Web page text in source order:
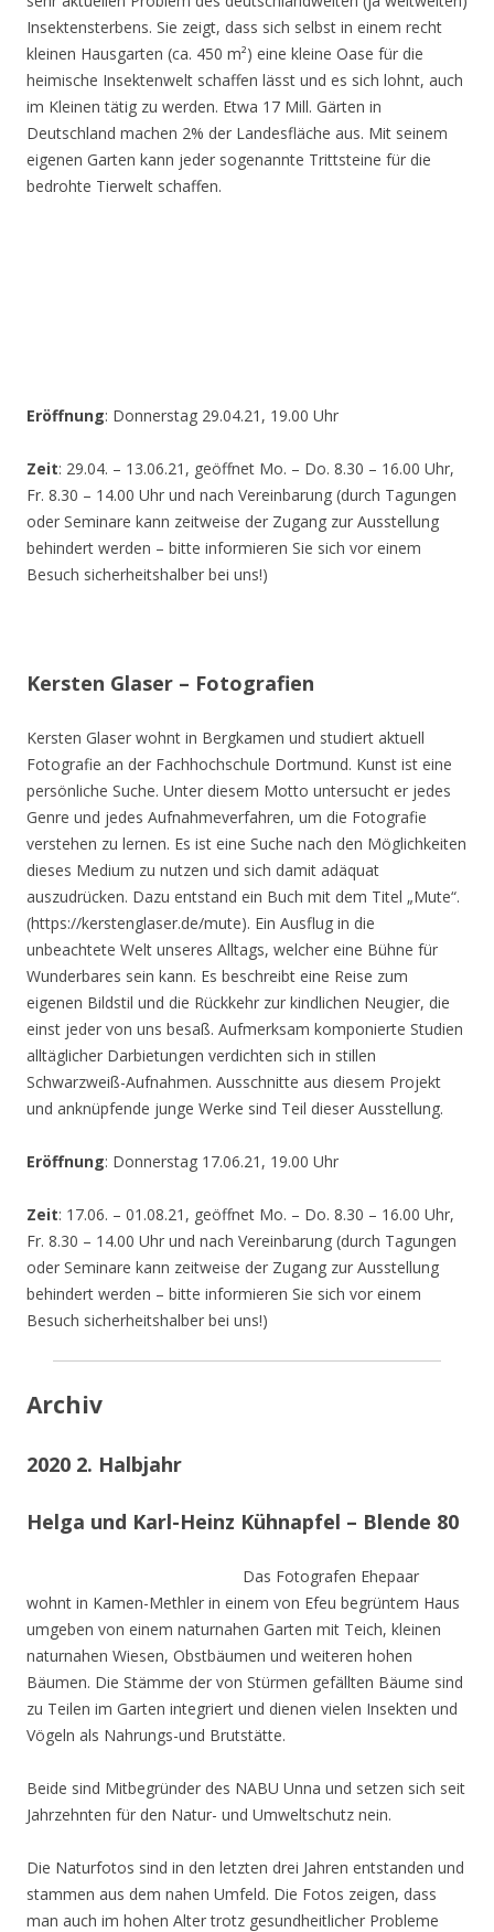
Insektensterbens. Sie zeigt, dass sich selbst in einem recht
kleinen Hausgarten (ca. 450 m²) eine kleine Oase für die
heimische Insektenwelt schaffen lässt und es sich lohnt, auch
im Kleinen tätig zu werden. Etwa 17 Mill. Gärten in
Deutschland machen 2% der Landesfläche aus. Mit seinem
eigenen Garten kann jeder sogenannte Trittsteine für die
bedrohte Tierwelt schaffen.
Eröffnung: Donnerstag 29.04.21, 19.00 Uhr
Zeit: 29.04. – 13.06.21, geöffnet Mo. – Do. 8.30 – 16.00 Uhr,
Fr. 8.30 – 14.00 Uhr und nach Vereinbarung (durch Tagungen
oder Seminare kann zeitweise der Zugang zur Ausstellung
behindert werden – bitte informieren Sie sich vor einem
Besuch sicherheitshalber bei uns!)
Kersten Glaser – Fotografien
Kersten Glaser wohnt in Bergkamen und studiert aktuell
Fotografie an der Fachhochschule Dortmund. Kunst ist eine
persönliche Suche. Unter diesem Motto untersucht er jedes
Genre und jedes Aufnahmeverfahren, um die Fotografie
verstehen zu lernen. Es ist eine Suche nach den Möglichkeiten
dieses Medium zu nutzen und sich damit adäquat
auszudrücken. Dazu entstand ein Buch mit dem Titel „Mute“.
(https://kerstenglaser.de/mute). Ein Ausflug in die
unbeachtete Welt unseres Alltags, welcher eine Bühne für
Wunderbares sein kann. Es beschreibt eine Reise zum
eigenen Bildstil und die Rückkehr zur kindlichen Neugier, die
einst jeder von uns besaß. Aufmerksam komponierte Studien
alltäglicher Darbietungen verdichten sich in stillen
Schwarzweiß-Aufnahmen. Ausschnitte aus diesem Projekt
und anknüpfende junge Werke sind Teil dieser Ausstellung.
Eröffnung: Donnerstag 17.06.21, 19.00 Uhr
Zeit: 17.06. – 01.08.21, geöffnet Mo. – Do. 8.30 – 16.00 Uhr,
Fr. 8.30 – 14.00 Uhr und nach Vereinbarung (durch Tagungen
oder Seminare kann zeitweise der Zugang zur Ausstellung
behindert werden – bitte informieren Sie sich vor einem
Besuch sicherheitshalber bei uns!)
Archiv
2020 2. Halbjahr
Helga und Karl-Heinz Kühnapfel – Blende 80
Das Fotografen Ehepaar
wohnt in Kamen-Methler in einem von Efeu begrüntem Haus
umgeben von einem naturnahen Garten mit Teich, kleinen
naturnahen Wiesen, Obstbäumen und weiteren hohen
Bäumen. Die Stämme der von Stürmen gefällten Bäume sind
zu Teilen im Garten integriert und dienen vielen Insekten und
Vögeln als Nahrungs-und Brutstätte.
Beide sind Mitbegründer des NABU Unna und setzen sich seit
Jahrzehnten für den Natur- und Umweltschutz nein.
Die Naturfotos sind in den letzten drei Jahren entstanden und
stammen aus dem nahen Umfeld. Die Fotos zeigen, dass
man auch im hohen Alter trotz gesundheitlicher Probleme